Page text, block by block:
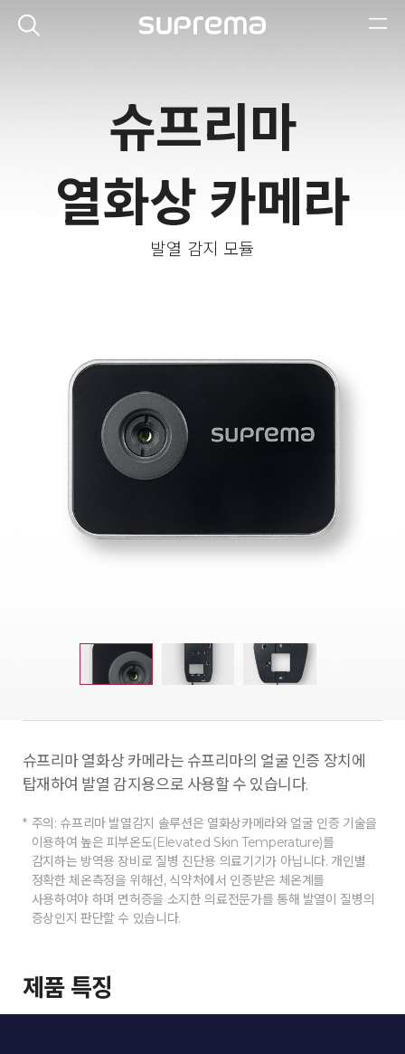
슈프리마
열화상 카메라
발열 감지 모듈
슈프리마 열화상 카메라는 슈프리마의 얼굴 인증 장치에
탑재하여 발열 감지용으로 사용할 수 있습니다.
주의: 슈프리마 발열감지 솔루션은 열화상카메라와 얼굴 인증 기술을
이용하여 높은 피부온도(Elevated Skin Temperature)를
감지하는 방역용 장비로 질병 진단용 의료기기가 아닙니다. 개인별
정확한 체온측정을 위해선, 식약처에서 인증받은 체온계를
사용하여야 하며 면허증을 소지한 의료전문가를 통해 발열이 질병의
증상인지 판단할 수 있습니다.
제품 특징